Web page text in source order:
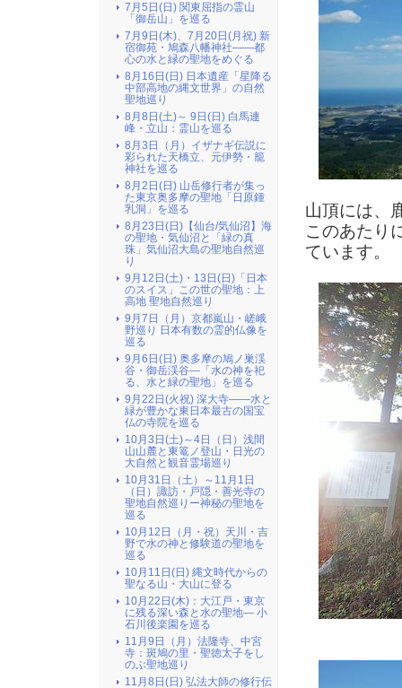
山頂には、
このあたり
ています。
7月5日(日) 関東屈指の霊山
「御岳山」を巡る
7月9日(木)、7月20日(月祝) 新
宿御苑・鳩森八幡神社――都
心の水と緑の聖地をめぐる
8月16日(日) 日本遺産「星降る
中部高地の縄文世界」の自然
聖地巡り
8月8日(土)～ 9日(日) 白馬連
峰・立山：霊山を巡る
8月3日（月）イザナギ伝説に
彩られた天橋立、元伊勢・籠
神社を巡る
8月2日(日) 山岳修行者が集っ
た東京奥多摩の聖地「日原鍾
乳洞」を巡る
8月23日(日)【仙台/気仙沼】海
の聖地・気仙沼と「緑の真
珠」気仙沼大島の聖地自然巡
り
9月12日(土)・13日(日)「日本
のスイス」この世の聖地：上
高地 聖地自然巡り
9月7日（月）京都嵐山・嵯峨
野巡り 日本有数の霊的仏像を
巡る
9月6日(日) 奥多摩の鳩ノ巣渓
谷・御岳渓谷―「水の神を祀
る、水と緑の聖地」を巡る
9月22日(火祝) 深大寺――水と
緑が豊かな東日本最古の国宝
仏の寺院を巡る
10月3日(土)～4日（日）浅間
山山麓と東篭ノ登山・日光の
大自然と観音霊場巡り
10月31日（土）～11月1日
（日）諏訪・戸隠・善光寺の
聖地自然巡りー神秘の聖地を
巡る
10月12日（月・祝）天川・吉
野で水の神と修験道の聖地を
巡る
10月11日(日) 縄文時代からの
聖なる山・大山に登る
10月22日(木)：大江戸・東京
に残る深い森と水の聖地― 小
石川後楽園を巡る
11月9日（月）法隆寺、中宮
寺：斑鳩の里・聖徳太子をし
のぶ聖地巡り
11月8日(日) 弘法大師の修行伝